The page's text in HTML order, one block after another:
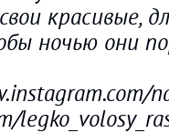
красивые,
ночью они